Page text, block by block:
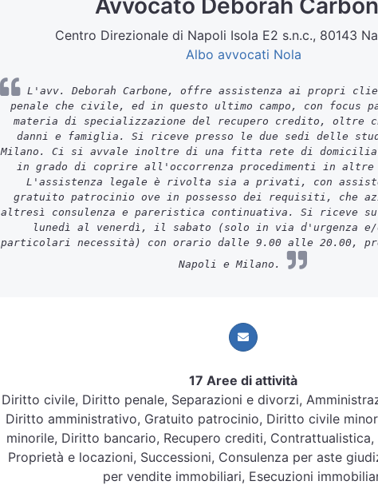
Avvocato Deborah
Centro Direzionale di Napoli Isola E2 s.n.c., 80143
Albo avvocati Nola
L'avv. Deborah Carbone, offre assistenza ai propri
penale che civile, ed in questo ultimo campo, con focus
materia di specializzazione del recupero credito, oltre
danni e famiglia. Si riceve presso le due sedi delle
Milano. Ci si avvale inoltre di una fitta rete di
in grado di coprire all'occorrenza procedimenti in
L'assistenza legale è rivolta sia a privati, con
gratuito patrocinio ove in possesso dei requisiti, che
altresì consulenza e pareristica continuativa. Si riceve su
lunedì al venerdì, il sabato (solo in via d'urgenza
particolari necessità) con orario dalle 9.00 alle 20.00,
Napoli e Milano.
17 Aree di attività
Diritto civile, Diritto penale, Separazioni e divorzi,
Diritto amministrativo, Gratuito patrocinio, Diritto civile
minorile, Diritto bancario, Recupero crediti,
Proprietà e locazioni, Successioni, Consulenza per aste
per vendite immobiliari, Esecuzioni